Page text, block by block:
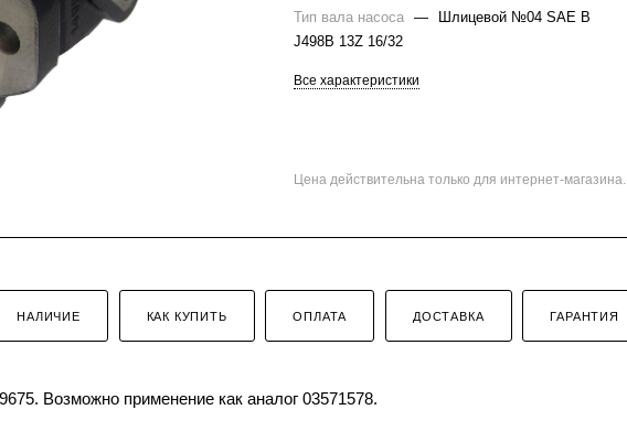
Тип вала насоса
—
Шлицевой №04 SAE B
J498B 13Z 16/32
Все характеристики
Цена действительна только для интернет-магазина.
НАЛИЧИЕ КАК КУПИТЬ ОПЛАТА ДОСТАВКА ГАРАНТИЯ
Возможно применение как аналог 03571578.